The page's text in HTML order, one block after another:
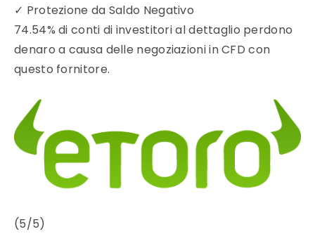
✓ Protezione da Saldo Negativo
74.54% di conti di investitori al dettaglio perdono
denaro a causa delle negoziazioni in CFD con
questo fornitore.
(5/5)